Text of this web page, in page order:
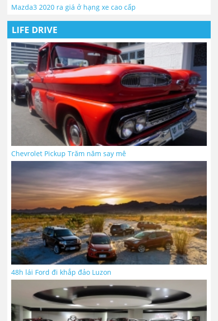
Mazda3 2020 ra giá ở hạng xe cao cấp
LIFE DRIVE
Chevrolet Pickup Trăm năm say mê
48h lái Ford đi khắp đảo Luzon